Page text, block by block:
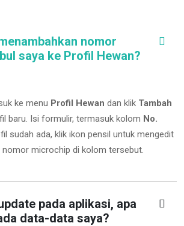
nomor
saya ke Profil Hewan?
ke menu Profil Hewan dan klik Tambah
baru. Isi formulir, termasuk kolom No.
sudah ada, klik ikon pensil untuk mengedit
microchip di kolom tersebut.
pada aplikasi, apa
data-data saya?